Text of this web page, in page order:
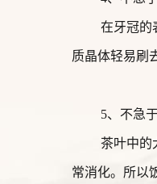
在牙冠的
质晶体轻易刷
5、不急
茶叶中的
常消化。所以